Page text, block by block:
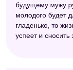
будущему мужу
молодого будет
гладенько, то
успеет и сносить